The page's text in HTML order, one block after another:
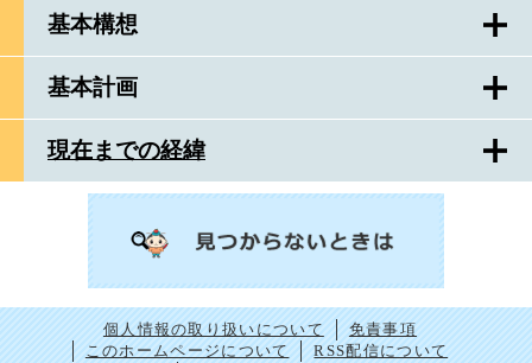
基本構想
基本計画
現在までの経緯
個人情報の取り扱いについて
免責事項
このホームページについて
RSS配信について